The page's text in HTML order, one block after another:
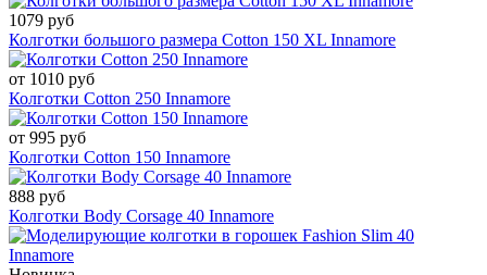
1079 руб
Колготки большого размера Cotton 150 XL Innamore
от 1010 руб
Колготки Cotton 250 Innamore
от 995 руб
Колготки Cotton 150 Innamore
888 руб
Колготки Body Corsage 40 Innamore